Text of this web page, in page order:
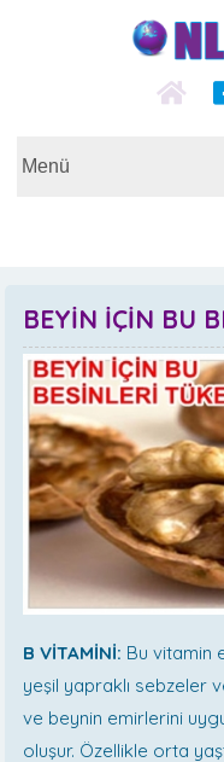
BEYİN İÇİN BU
B VİTAMİNİ: Bu vitamin
yeşil yapraklı sebzeler
ve beynin emirlerini
oluşur. Özellikle orta